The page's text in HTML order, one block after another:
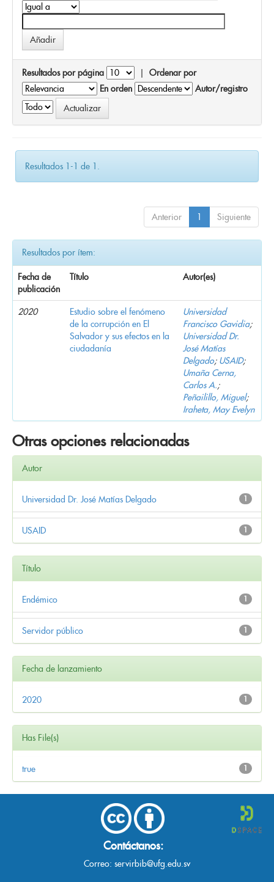
Resultados por página | Ordenar por
En orden
Autor/registro
Resultados 1-1 de 1.
Anterior 1 Siguiente
Resultados por ítem:
Fecha de
publicación
Título Autor(es)
2020
Estudio sobre el fenómeno
de la corrupción en El
Salvador y sus efectos en la
ciudadanía
Universidad
Francisco Gavidia;
Universidad Dr.
José Matías
Delgado; USAID;
Umaña Cerna,
Carlos A.;
Peñailillo, Miguel;
Iraheta, May Evelyn
Otras opciones relacionadas
Autor
1
Universidad Dr. José Matías Delgado
1
USAID
Título
1
Endémico
1
Servidor público
Fecha de lanzamiento
1
2020
Has File(s)
1
true
Contáctanos:
Correo: servirbib@ufg.edu.sv